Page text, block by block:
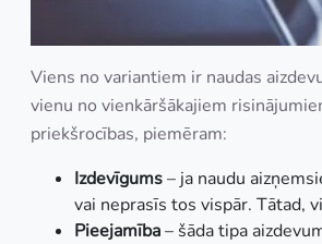
Viens no variantiem ir naudas
vienu no vienkāršākajiem
priekšrocības, piemēram:
Izdevīgums– ja naudu
vai neprasīs tos vispār. Tātad,
Pieejamība– šāda tipa